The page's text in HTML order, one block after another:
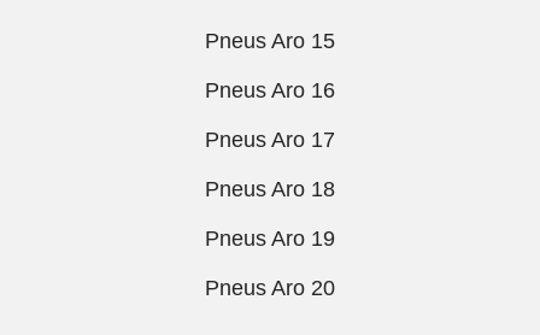
Pneus Aro 15
Pneus Aro 16
Pneus Aro 17
Pneus Aro 18
Pneus Aro 19
Pneus Aro 20